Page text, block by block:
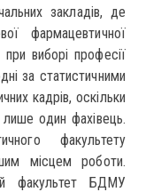
закладів, де
фармацевтичної
виборі професії
за статистичними
кадрів, оскільки
один фахівець.
факультету
місцем роботи.
факультет БДМУ